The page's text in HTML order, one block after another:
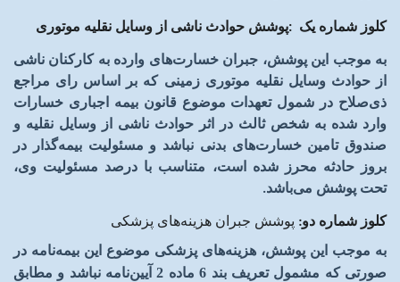
کلوز شماره یک :پوشش حوادث ناشی از وسایل نقلیه موتوری
به موجب این پوشش، جبران خسارت‌های وارده به کارکنان ناشی
از حوادث وسایل نقلیه موتوری زمینی که بر اساس رای مراجع
ذی‌صلاح در شمول تعهدات موضوع قانون بیمه اجباری خسارات
وارد شده به شخص ثالث در اثر حوادث ناشی از وسایل نقلیه و
صندوق تامین خسارت‌های بدنی نباشد و مسئولیت بیمه‌گذار در
بروز حادثه محرز شده است، متناسب با درصد مسئولیت وی،
تحت پوشش می‌باشد.
کلوز شماره دو: پوشش جبران هزینه‌های پزشکی
به موجب این پوشش، هزینه‌های پزشکی موضوع این بیمه‌نامه در
صورتی که مشمول تعریف بند 6 ماده 2 آیین‌نامه نباشد و مطابق